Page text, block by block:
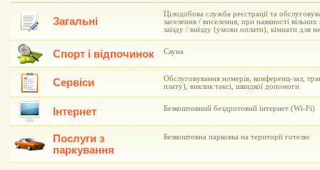
Загальні
Цілодобова служба реєстрації та
заселення / виселення, при наявності
заїзду / виїзду (умови оплати), кімнати для
Спорт і відпочинок Сауна
Сервіси
Обслуговування номерів, конференц-зал,
плату), виклик таксі, швидкої допомоги
Інтернет Безкоштовний бездротовий інтернет (Wi-Fi)
Послуги з
паркування
Безкоштовна парковка на території готелю